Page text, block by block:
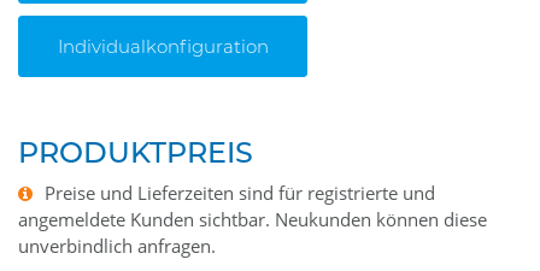
Individualkonfiguration
PRODUKTPREIS
Preise und Lieferzeiten sind für registrierte und
angemeldete Kunden sichtbar. Neukunden können diese
unverbindlich anfragen.